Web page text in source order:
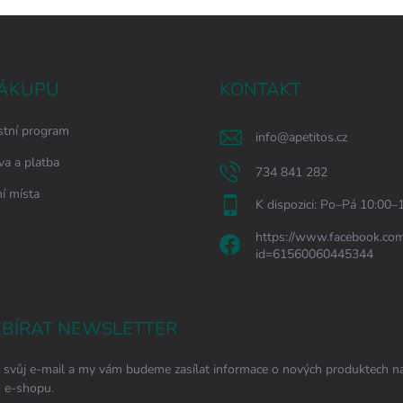
program
a platba
místa
KONTAKT
info@apetitos.cz
734 841 282
K dispozici: Po–Pá
https://
id=61560060445344
NEWSLETTER
e-mail a my vám budeme zasílat informace o nových produktech
e-shopu.